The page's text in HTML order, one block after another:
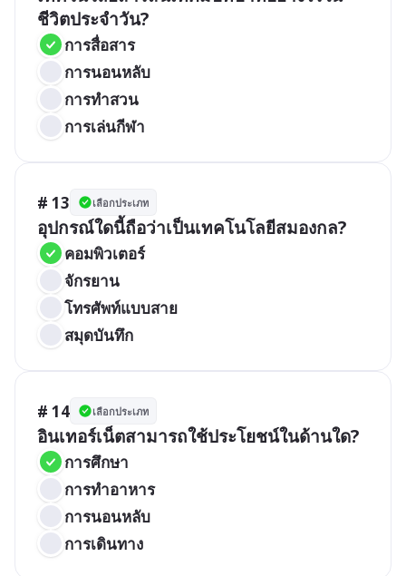
ชีวิตประจำวัน?
การสื่อสาร
การนอนหลับ
การทำสวน
การเล่นกีฬา
# 13 เลือกประเภท
อุปกรณ์ใดนี้ถือว่าเป็นเทคโนโลยีสมองกล?
คอมพิวเตอร์
จักรยาน
โทรศัพท์แบบสาย
สมุดบันทึก
# 14 เลือกประเภท
อินเทอร์เน็ตสามารถใช้ประโยชน์ในด้านใด?
การศึกษา
การทำอาหาร
การนอนหลับ
การเดินทาง